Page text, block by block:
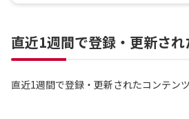
直近1週間で登録・更新さ
直近1週間で登録・更新されたコンテン